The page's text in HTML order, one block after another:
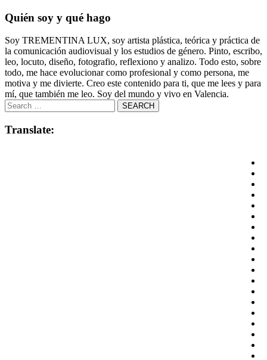
Quién soy y qué hago
Soy TREMENTINA LUX, soy artista plástica, teórica y práctica de
la comunicación audiovisual y los estudios de género. Pinto, escribo,
leo, locuto, diseño, fotografio, reflexiono y analizo. Todo esto, sobre
todo, me hace evolucionar como profesional y como persona, me
motiva y me divierte. Creo este contenido para ti, que me lees y para
mí, que también me leo. Soy del mundo y vivo en Valencia.
Translate: